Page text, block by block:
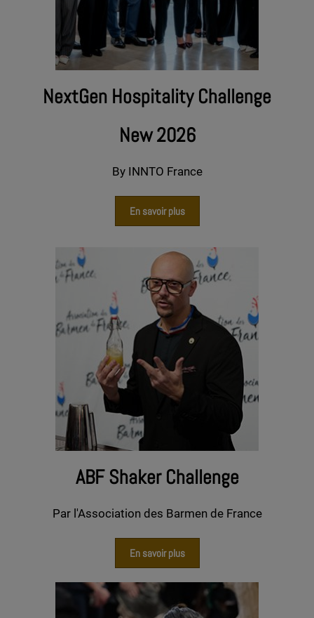
NextGen Hospitality Challenge
New 2026
By INNTO France
En savoir plus
ABF Shaker Challenge
Par l'Association des Barmen de France
En savoir plus